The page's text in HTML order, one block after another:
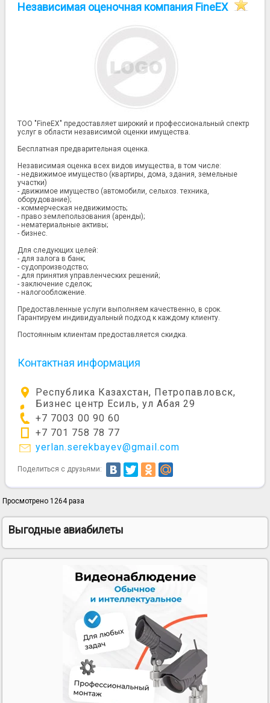
Независимая оценочная компания FineEX
ТОО "FineEX" предоставляет широкий и профессиональный спектр
услуг в области независимой оценки имущества.
Бесплатная предварительная оценка.
Независимая оценка всех видов имущества, в том числе:
- недвижимое имущество (квартиры, дома, здания, земельные
участки)
- движимое имущество (автомобили, сельхоз. техника,
оборудование);
- коммерческая недвижимость;
- право землепользования (аренды);
- нематериальные активы;
- бизнес.
Для следующих целей:
- для залога в банк;
- судопроизводство;
- для принятия управленческих решений;
- заключение сделок;
- налогообложение.
Предоставленные услуги выполняем качественно, в срок.
Гарантируем индивидуальный подход к каждому клиенту.
Постоянным клиентам предоставляется скидка.
Контактная информация
Республика Казахстан, Петропавловск,
Бизнес центр Есиль, ул Абая 29
+7 7003 00 90 60
+7 701 758 78 77
yerlan.serekbayev@gmail.com
Поделиться с друзьями:
Просмотрено 1264 раза
Выгодные авиабилеты